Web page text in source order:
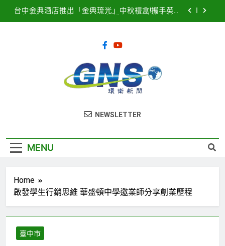
台中金典酒店推出「金典琉光」中秋禮盒!攜手英國
聯打造臺中海線地方創生新品牌
勢公布 點燃台中海線夏日熱潮
臺中港全面導入智慧LED路燈 優化節能成效暨強化
2025濱海搖滾音樂祭記者會隆重登場！豪華卡司強
環衛新聞
NEWSLETTER
MENU
Home
啟發學生行銷思維 華盛頓中學邀業師分享創業歷程
臺中市